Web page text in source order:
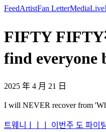
FeedArtistFan LetterMediaLive
FIFTY FIFTY
find everyone
2025 年 4 月 21 日
I will NEVER recover from
트웨니ㅣㅣㅣ 이번주 도 파이